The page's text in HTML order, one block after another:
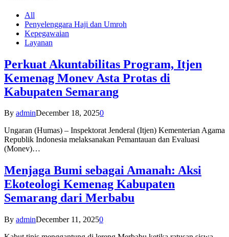
All
Penyelenggara Haji dan Umroh
Kepegawaian
Layanan
Perkuat Akuntabilitas Program, Itjen
Kemenag Monev Asta Protas di
Kabupaten Semarang
By adminDecember 18, 20250
Ungaran (Humas) – Inspektorat Jenderal (Itjen) Kementerian Agama
Republik Indonesia melaksanakan Pemantauan dan Evaluasi
(Monev)…
Menjaga Bumi sebagai Amanah: Aksi
Ekoteologi Kemenag Kabupaten
Semarang dari Merbabu
By adminDecember 11, 20250